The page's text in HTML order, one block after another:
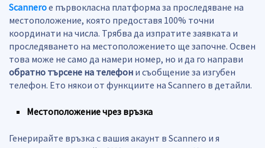
Scanneroе първокласна платформа за проследяване на
местоположение, която предоставя 100% точни
координати на числа. Трябва да изпратите заявката и
проследяването на местоположението ще започне. Освен
това може не само да намери номер, но и да го направи
обратно търсене на телефон и съобщение за изгубен
телефон. Ето някои от функциите на Scannero в детайли.
Местоположение чрез връзка
Генерирайте връзка с вашия акаунт в Scannero и я